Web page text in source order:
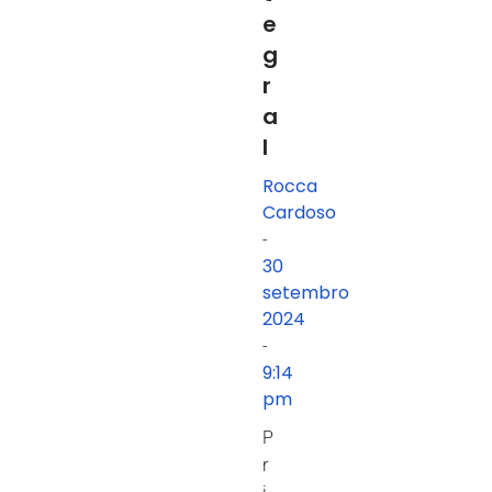
e
g
r
a
l
Rocca
Cardoso
-
30
setembro
2024
-
9:14
pm
P
r